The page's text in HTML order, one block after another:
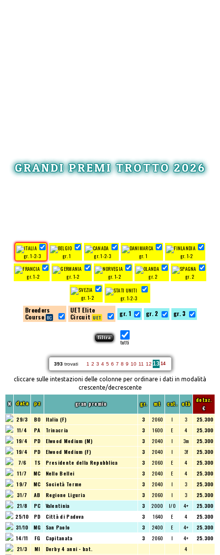
GRANDI PREMI TROTTO 2026
gr. 1-2-3 gr. 1 gr. 1-2-3 gr. 1 gr. 1-2
gr. 1-2 gr. 1-2 gr. 1-2 gr. 2 gr. 2
gr. 1-2 gr. 1-2-3
Breeders
Course
UET Elite
Circuit
gr. 1 gr. 2 gr. 3
tutti
393trovati 1 2 3 4 5 6 7 8 9 10 11 12 13 14
cliccare sulle intestazioni delle colonne per ordinare i dati in modalità
crescente/decrescente
N data pz gran premio gr. mt cat. età
dotaz.
€
29/3 BO Italia (F) 3 2060 I 3
25.300
11/4
PA Trinacria 3 1600 E 4
25.300
19/4
PD Elwood Medium (M) 3 2040 I 3m
25.300
19/4
PD Elwood Medium (F) 3 2040 I 3f
25.300
7/6
TS Presidente della Repubblica 3 2060 E 4
25.300
11/7
MC Nello Bellei 3 2040 E 4
25.300
19/7
MC Società Terme 3 2040 I 3
25.300
31/7
AB Regione Liguria 3 2060 I 3
25.300
21/8
PC Valentinia 3 2000 I/O 4+
25.300
25/10
PD Città di Padova 3 1640 E 4
25.300
31/10
MG San Paolo 3 2400 E 4+
25.300
14/11
FG Capitanata 3 2060 I 4+
25.300
21/3
MI Derby 4 anni - bat.
4